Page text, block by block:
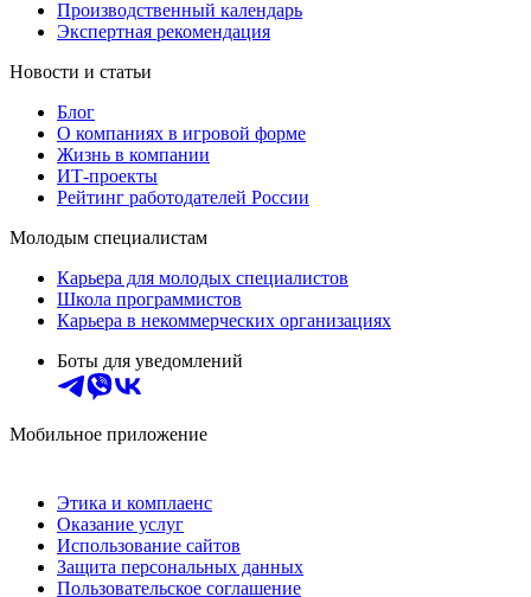
Производственный календарь
Экспертная рекомендация
Новости и статьи
Блог
О компаниях в игровой форме
Жизнь в компании
ИТ-проекты
Рейтинг работодателей России
Молодым специалистам
Карьера для молодых специалистов
Школа программистов
Карьера в некоммерческих организациях
Боты для уведомлений
Мобильное приложение
Этика и комплаенс
Оказание услуг
Использование сайтов
Защита персональных данных
Пользовательское соглашение